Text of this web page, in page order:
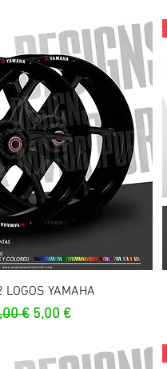
rapide
LOGOS YAMAHA
original
€ Prix promotionnel
5,00 €